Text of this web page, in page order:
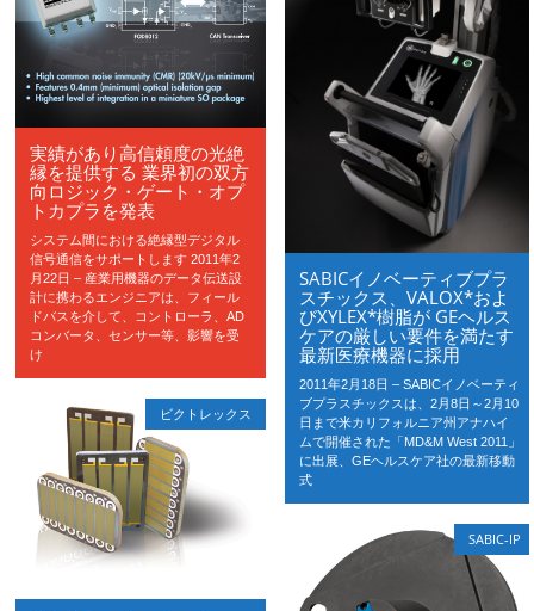
実績があり高信頼度の光絶
縁を提供する 業界初の双方
向ロジック・ゲート・オプ
トカプラを発表
システム間における絶縁型デジタル
信号通信をサポートします 2011年2
月22日 – 産業用機器のデータ伝送設
計に携わるエンジニアは、フィール
ドバスを介して、コントローラ、AD
コンバータ、センサー等、影響を受
け
SABICイノベーティブプラ
スチックス、VALOX*およ
びXYLEX*樹脂が GEヘルス
ケアの厳しい要件を満たす
最新医療機器に採用
2011年2月18日 – SABICイノベーティ
ブプラスチックスは、2月8日～2月10
日まで米カリフォルニア州アナハイ
ムで開催された「MD&M West 2011」
に出展、GEヘルスケア社の最新移動
式
ビクトレックス
SABIC-IP